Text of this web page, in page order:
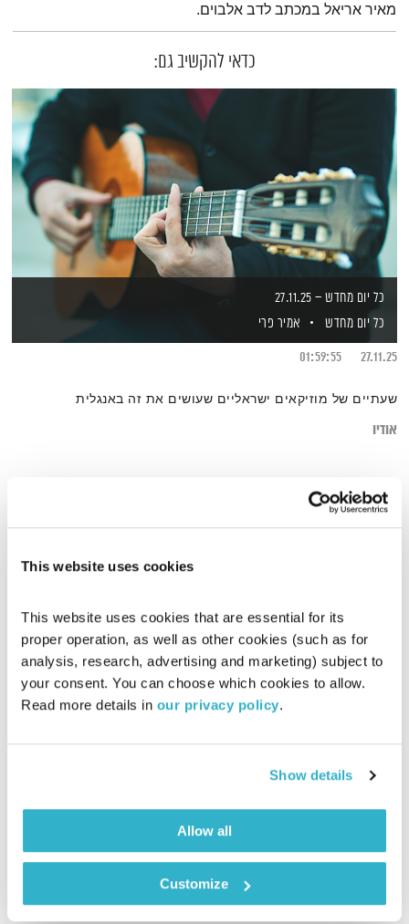
This website uses cookies
This website uses cookies that are essential for its
proper operation, as well as other cookies (such as for
analysis, research, advertising and marketing) subject to
your consent. You can choose which cookies to allow.
Read more details in our privacy policy.
Show details
Allow all
Customize
מאיר אריאל במכתב לדב אלבוים.
כדאי להקשיב גם:
כל יום מחדש – 27.11.25
כל יום מחדש
אמיר פרי
27.11.25
01:59:55
שעתיים של מוזיקאים ישראליים שעושים את זה באנגלית
אודיו
מנועים קדימה
גלית גורא-עיני
22.02.21
01:00:11
כל יום בדרך הביתה – שעה של מוזיקה מעולה בעריכתה ובהגשתה
אודיו